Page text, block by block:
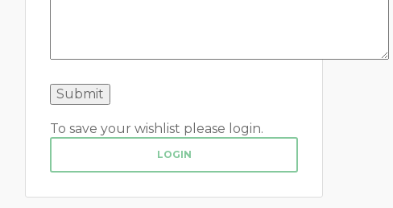
To save your wishlist please login.
LOGIN